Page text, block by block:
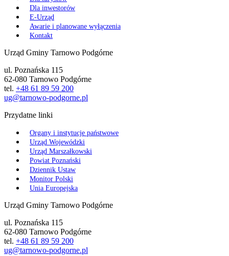
Dla inwestorów
E-Urząd
Awarie i planowane wyłączenia
Kontakt
Urząd Gminy Tarnowo Podgórne
ul. Poznańska 115
62-080 Tarnowo Podgórne
tel. +48 61 89 59 200
ug@tarnowo-podgorne.pl
Przydatne linki
Organy i instytucje państwowe
Urząd Wojewódzki
Urząd Marszałkowski
Powiat Poznański
Dziennik Ustaw
Monitor Polski
Unia Europejska
Urząd Gminy Tarnowo Podgórne
ul. Poznańska 115
62-080 Tarnowo Podgórne
tel. +48 61 89 59 200
ug@tarnowo-podgorne.pl